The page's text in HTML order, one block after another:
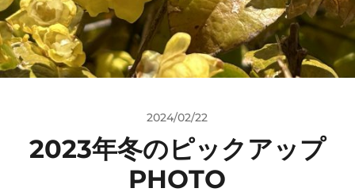
2024/02/22
2023年冬のピックアップ
PHOTO